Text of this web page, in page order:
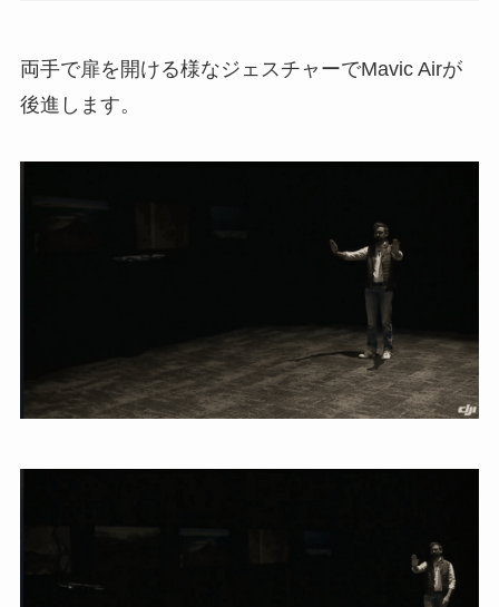
両手で扉を開ける様なジェスチャーでMavic Airが
後進します。